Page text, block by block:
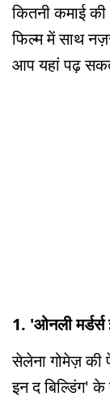
कितनी कमाई
फिल्म में साथ
आप यहां पढ़
1. 'ओनली मर्डर्स
सेलेना गोमेज़ की
इन द बिल्डिंग'